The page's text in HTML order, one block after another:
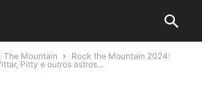
The Mountain
Rock the Mountain 2024:
Pitty e outros astros...